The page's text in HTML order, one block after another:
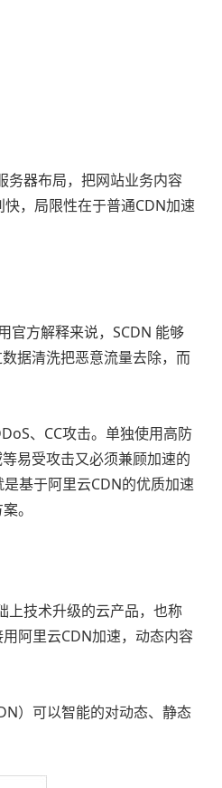
器布局，把网站业务内容
，局限性在于普通CDN加速
方解释来说，SCDN 能够
据清洗把恶意流量去除，而
、CC攻击。单独使用高防
易受攻击又必须兼顾加速的
基于阿里云CDN的优质加速
。
技术升级的云产品，也称
阿里云CDN加速，动态内容
）可以智能的对动态、静态